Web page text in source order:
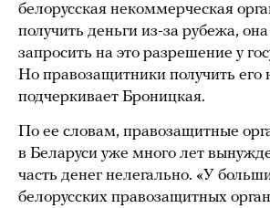
белорусская некоммерческая
получить деньги из-за рубежа,
запросить на это разрешение у
Но правозащитники получить его
подчеркивает Броницкая.
По ее словам, правозащитные
в Беларуси уже много лет
часть денег нелегально. «У
белорусских правозащитных